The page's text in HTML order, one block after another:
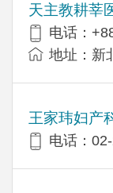
天主教耕莘
电话：
地址：新
王家玮妇产
电话：